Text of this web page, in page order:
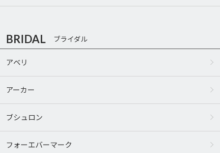
BRIDAL ブライダル
アベリ
アーカー
ブシュロン
フォーエバーマーク